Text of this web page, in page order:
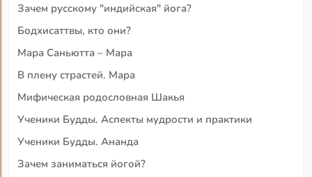
Зачем русскому "индийская" йога?
Бодхисаттвы, кто они?
Мара Саньютта – Мара
В плену страстей. Мара
Мифическая родословная Шакья
Ученики Будды. Аспекты мудрости и практики
Ученики Будды. Ананда
Зачем заниматься йогой?